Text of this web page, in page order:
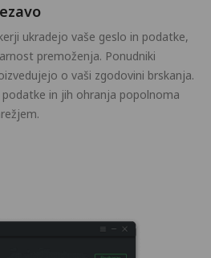
ukradejo vaše geslo in podatke,
premoženja. Ponudniki
o vaši zgodovini brskanja.
podatke in jih ohranja popolnoma